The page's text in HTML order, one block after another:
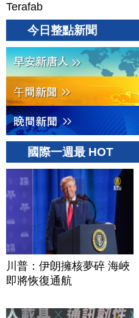
Terafab
今日整點新聞
國際一週最 HOT
川普：伊朗擁核夢碎 海峽
即將恢復通航